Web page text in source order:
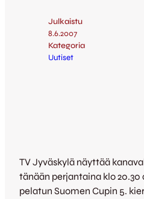
Julkaistu
8.6.2007
Kategoria
Uutiset
TV Jyväskylä näyttää
tänään perjantaina klo
pelatun Suomen Cupin 5.